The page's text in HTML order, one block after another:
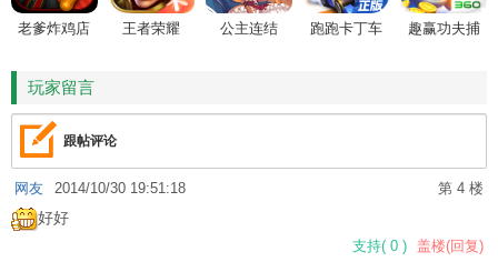
老爹炸鸡店
王者荣耀 公主连结 跑跑卡丁车
趣赢功夫捕
玩家留言
跟帖评论
第 4 楼
网友 2014/10/30 19:51:18
好好
支持( 0 ) 盖楼(回复)